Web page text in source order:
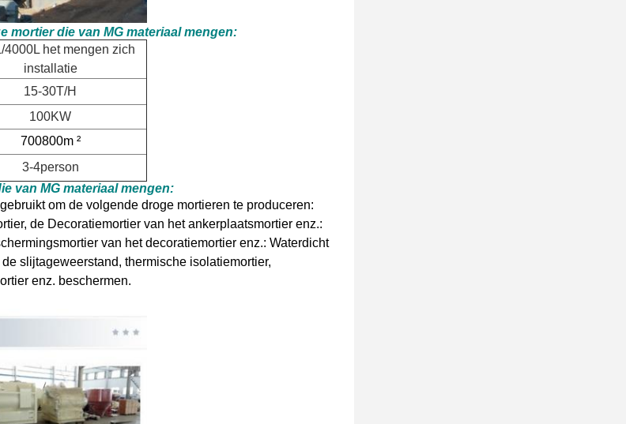
mortier die van MG materiaal mengen:
4000L het mengen zich
installatie
15-30T/H
100KW
700800m ²
3-4person
van MG materiaal mengen:
om de volgende droge mortieren te produceren:
de Decoratiemortier van het ankerplaatsmortier enz.:
van het decoratiemortier enz.: Waterdicht
slijtageweerstand, thermische isolatiemortier,
enz. beschermen.